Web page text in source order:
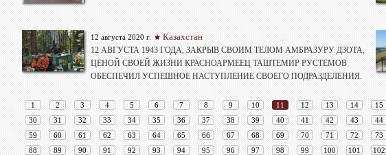
12 августа 2020 г. Казахстан
12 АВГУСТА 1943 ГОДА, ЗАКРЫВ СВОИМ ТЕЛОМ АМБРАЗУРУ ДЗОТА,
ЦЕНОЙ СВОЕЙ ЖИЗНИ КРАСНОАРМЕЕЦ ТАШТЕМИР РУСТЕМОВ
ОБЕСПЕЧИЛ УСПЕШНОЕ НАСТУПЛЕНИЕ СВОЕГО ПОДРАЗДЕЛЕНИЯ.
1 2 3 4 5 6 7 8 9 10 11 12 13 14 15
30
31 32 33 34 35 36 37 38 39 40 41 42 43 44
59
60 61 62 63 64 65 66 67 68 69 70 71 72 73
88
89 90 91 92 93 94 95 96 97 98 99 100 101 102